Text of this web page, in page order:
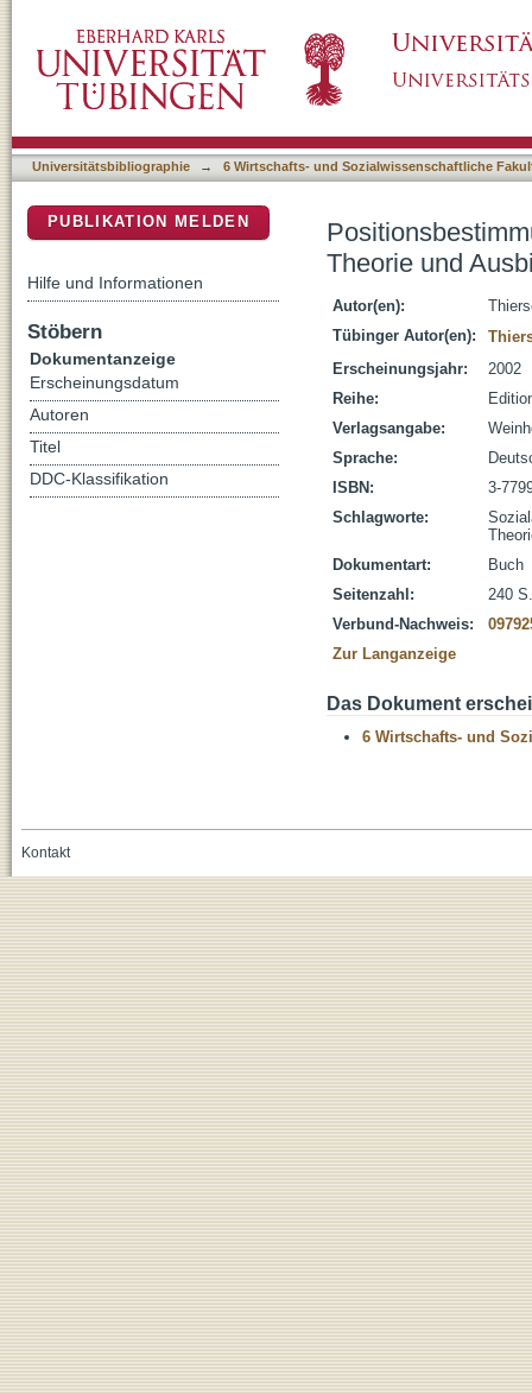
Universitätsbibliographie → 6 Wirtschafts- und Sozialwissenschaftliche
Theorie und
Autor(en):
Tübinger Autor(en):
Erscheinungsjahr:
2002
Reihe:
Verlagsangabe:
Sprache:
ISBN:
3-
Schlagworte:
Dokumentart:
Buch
Seitenzahl:
240 S.
Verbund-Nachweis:
Zur Langanzeige
Das Dokument
6 Wirtschafts- und
PUBLIKATION MELDEN
Hilfe und Informationen
Stöbern
Dokumentanzeige
Erscheinungsdatum
Autoren
Titel
DDC-Klassifikation
Kontakt